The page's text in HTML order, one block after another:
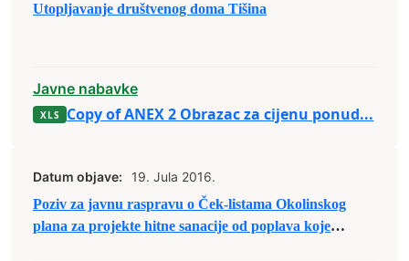
Utopljavanje društvenog doma Tišina
Javne nabavke
Copy of ANEX 2 Obrazac za cijenu ponud...
Datum objave:
19. Jula 2016.
Poziv za javnu raspravu o Ček-listama Okolinskog
plana za projekte hitne sanacije od poplava koje